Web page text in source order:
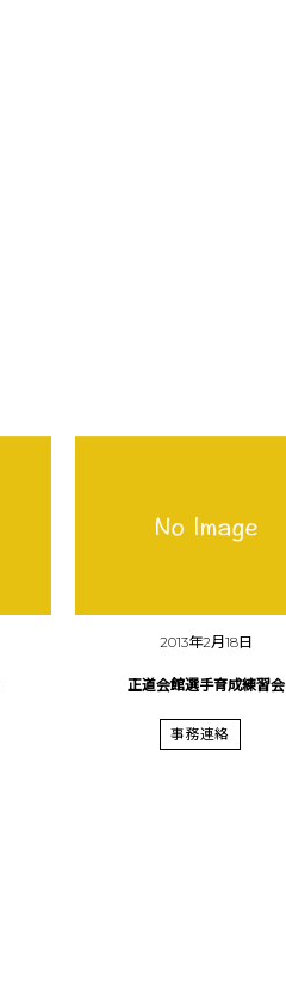
2013年2月18日
正道会館選手育成練習会
事務連絡